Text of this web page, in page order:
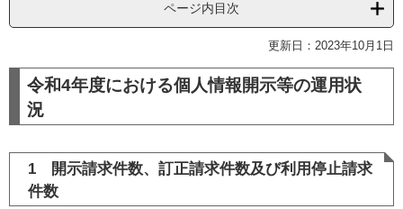
ページ内目次
更新日：2023年10月1日
令和4年度における個人情報開示等の運用状
況
1 開示請求件数、訂正請求件数及び利用停止請求
件数